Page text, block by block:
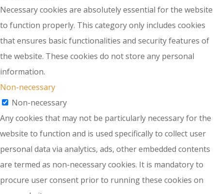
Necessary cookies are absolutely essential for the website
to function properly. This category only includes cookies
that ensures basic functionalities and security features of
the website. These cookies do not store any personal
information.
Non-necessary
Non-necessary
Any cookies that may not be particularly necessary for the
website to function and is used specifically to collect user
personal data via analytics, ads, other embedded contents
are termed as non-necessary cookies. It is mandatory to
procure user consent prior to running these cookies on